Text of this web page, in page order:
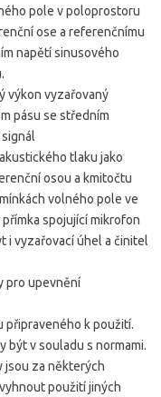
pole v poloprostoru
ose a referenčnímu
napětí sinusového
výkon vyzařovaný
pásu se středním
tlaku jako
osou a kmitočtu
volného pole ve
spojující mikrofon
i vyzařovací úhel a činitel
pro upevnění
k použití.
být v souladu s normami.
jsou za některých
použití jiných